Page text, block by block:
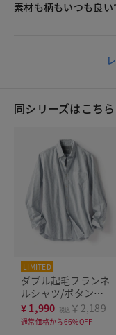
素材も柄もいつも良い
同シリーズはこちら
LIMITED
ダブル起毛フランネ
ルシャツ/ボタンダ
ウン
¥ 1,990 税込 ￥2,189
通常価格から66%OFF